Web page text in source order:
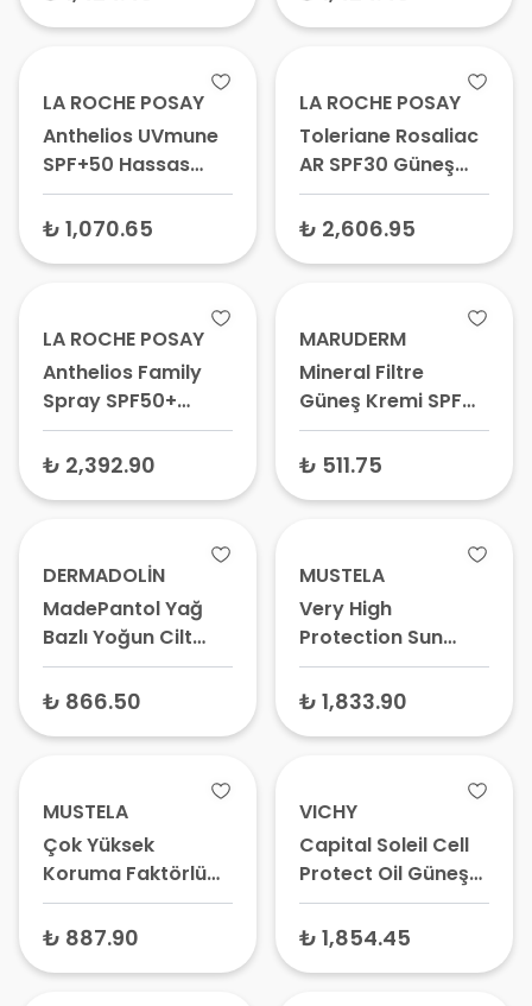
LA ROCHE POSAY
Anthelios UVmune
SPF+50 Hassas
Ciltler İçin Yüksek
Korumalı Yüz
Koruyucu
₺ 1,070.65
LA ROCHE POSAY
Toleriane Rosaliac
AR SPF30 Güneş
Koruyucu Krem 50
ml
₺ 2,606.95
LA ROCHE POSAY
Anthelios Family
Spray SPF50+
Vücut Güneş Kremi
300 ml
₺ 2,392.90
MARUDERM
Mineral Filtre
Güneş Kremi SPF
50+ 50 ml - Çinko
Oksitli Güneş
₺ 511.75
DERMADOLİN
MadePantol Yağ
Bazlı Yoğun Cilt
Bakım Kremi 50 ml
₺ 866.50
MUSTELA
Very High
Protection Sun
Lotion Güneş
Koruyucu Krem
₺ 1,833.90
MUSTELA
Çok Yüksek
Koruma Faktörlü
Güneş Losyonu SPF
50+ 40 ml – Bebek
₺ 887.90
VICHY
Capital Soleil Cell
Protect Oil Güneş
Koruyucu Yağ
SPF50+ 200 ml
₺ 1,854.45